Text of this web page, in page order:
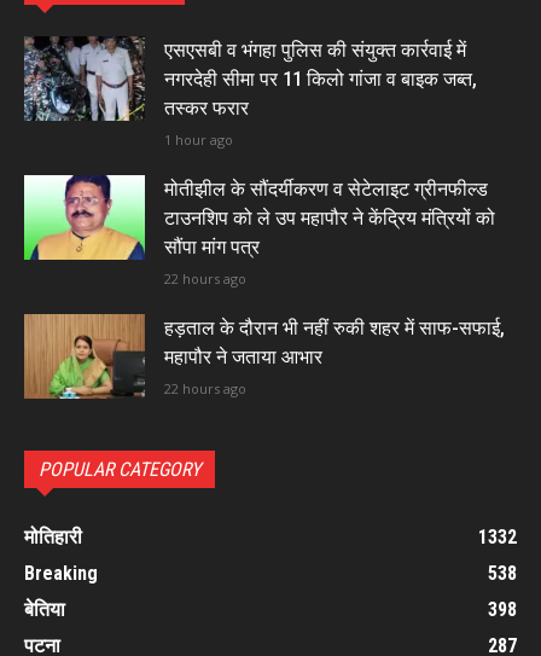
एसएसबी व भंगहा पुलिस की संयुक्त कार्रवाई में
नगरदेही सीमा पर 11 किलो गांजा व बाइक जब्त,
तस्कर फरार
1 hour ago
मोतीझील के सौंदर्यीकरण व सेटेलाइट ग्रीनफील्ड
टाउनशिप को ले उप महापौर ने केंद्रिय मंत्रियों को
सौंपा मांग पत्र
22 hours ago
हड़ताल के दौरान भी नहीं रुकी शहर में साफ-सफाई,
महापौर ने जताया आभार
22 hours ago
POPULAR CATEGORY
मोतिहारी
1332
Breaking
538
बेतिया
398
पटना
287